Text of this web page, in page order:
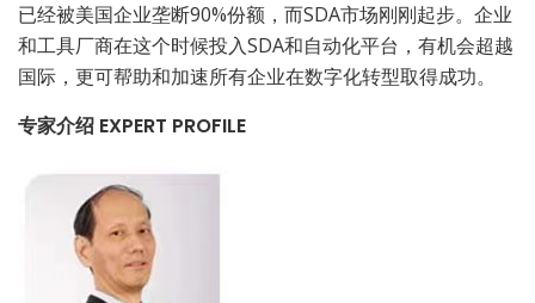
已经被美国企业垄断90%份额，而SDA市场刚刚起步。企业
和工具厂商在这个时候投入SDA和自动化平台，有机会超越
国际，更可帮助和加速所有企业在数字化转型取得成功。
专家介绍 EXPERT PROFILE